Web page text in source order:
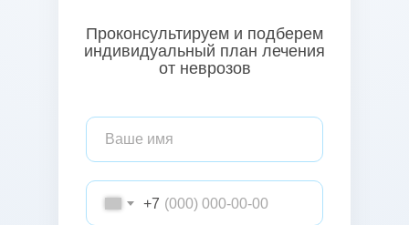
Проконсультируем и подберем
индивидуальный план лечения
от неврозов
+7